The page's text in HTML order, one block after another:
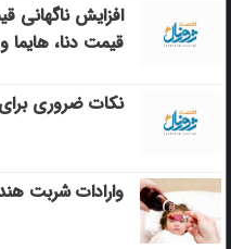
افزایش ناگهانی
قیمت دنا، هایما و
نکات ضروری برای
وارادات شربت